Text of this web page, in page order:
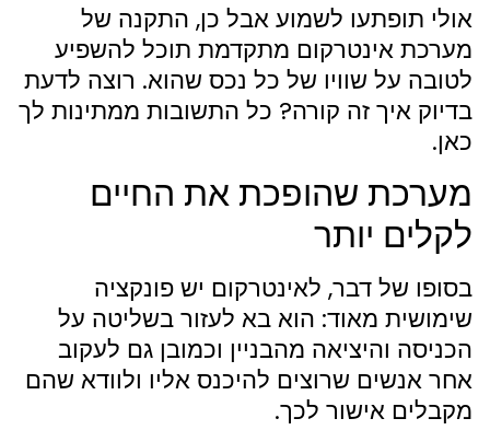
אולי תופתעו לשמוע אבל כן, התקנה של
מערכת אינטרקום מתקדמת תוכל להשפיע
לטובה על שוויו של כל נכס שהוא. רוצה לדעת
בדיוק איך זה קורה? כל התשובות ממתינות לך
כאן.
מערכת שהופכת את החיים
לקלים יותר
בסופו של דבר, לאינטרקום יש פונקציה
שימושית מאוד: הוא בא לעזור בשליטה על
הכניסה והיציאה מהבניין וכמובן גם לעקוב
אחר אנשים שרוצים להיכנס אליו ולוודא שהם
מקבלים אישור לכך.